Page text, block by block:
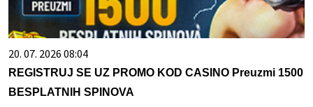
20. 07. 2026 08:04
REGISTRUJ SE UZ PROMO KOD CASINO Preuzmi 1500
BESPLATNIH SPINOVA